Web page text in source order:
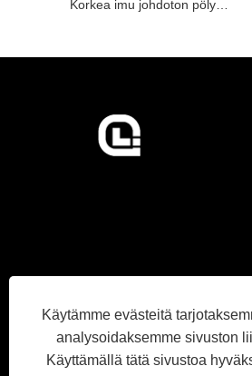
Käytämme evästeitä
analysoidaksemme sivuston
Käyttämällä tätä sivustoa